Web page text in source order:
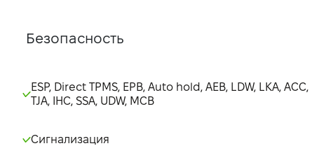
Безопасность
ESP, Direct TPMS, EPB, Auto hold, AEB, LDW, LKA, ACC,
TJA, IHC, SSA, UDW, MCB
Сигнализация